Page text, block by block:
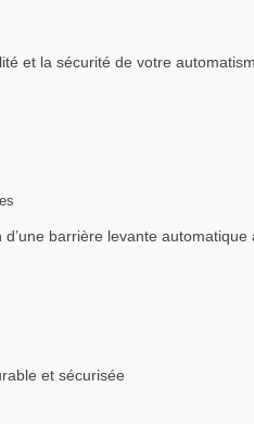
et la sécurité de votre
barrière levante automatique
et sécurisée